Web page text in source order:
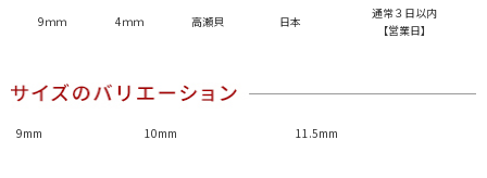
9ｍｍ
4ｍｍ 高瀬貝 日本
通常３日以内
【営業日】
9mm 10mm 11.5mm